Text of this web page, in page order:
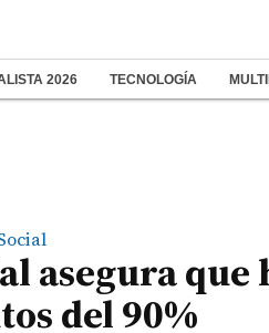
2026 TECNOLOGÍA
asegura que
del 90%